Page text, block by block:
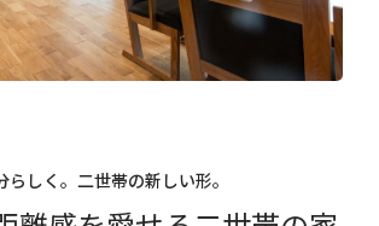
しく。二世帯の新しい形。